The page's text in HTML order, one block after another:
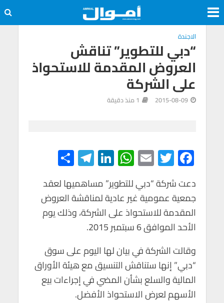
الاجندة
“دبي للتطوير” تناقش
العروض المقدمة للاستحواذ
على الشركة
2015-08-09 1 منذ دقيقة
F
ac
e
b
o
o
k
T
wi
tt
er
E
m
ail
W
h
at
s
A
p
p
Li
n
ke
dI
n
Te
le
gr
a
m
h
ar
e
دعت شركة “دبي للتطوير” مساهميها لعقد
جمعية عمومية غير عادية لمناقشة العروض
المقدمة للاستحواذ على الشركة، وذلك يوم
الأحد الموافق 6 سبتمبر 2015.
وقالت الشركة في بيان لها اليوم على سوق
“دبي” إنها ستناقش التنسيق مع هيئة الأوراق
المالية والسلع بشأن المضي في إجراءات بيع
الأسهم لعرض الاستحواذ الأفضل.